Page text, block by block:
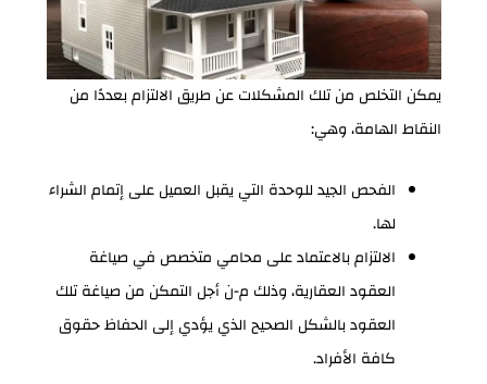
يمكن التخلص من تلك المشكلات عن طريق الالتزام بعددًا من
النقاط الهامة، وهي:
الفحص الجيد للوحدة التي يقبل العميل على إتمام الشراء
لها.
الالتزام بالاعتماد على محامي متخصص في صياغة
العقود العقارية، وذلك م-ن أجل التمكن من صياغة تلك
العقود بالشكل الصحيح الذي يؤدي إلى الحفاظ حقوق
كافة الأفراد.